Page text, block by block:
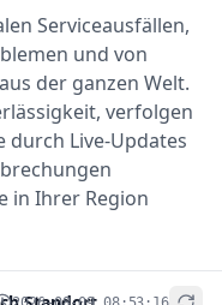
Serviceausfällen,
und von
der ganzen Welt.
verfolgen
durch Live-Updates
in Ihrer Region